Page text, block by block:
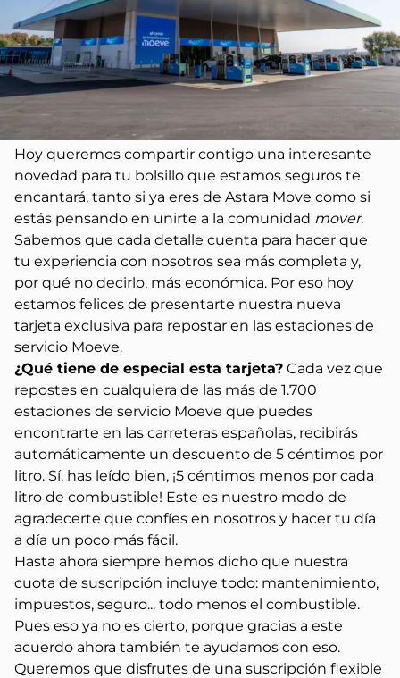
Hoy queremos compartir contigo una interesante
novedad para tu bolsillo que estamos seguros te
encantará, tanto si ya eres de Astara Move como si
estás pensando en unirte a la comunidad mover.
Sabemos que cada detalle cuenta para hacer que
tu experiencia con nosotros sea más completa y,
por qué no decirlo, más económica. Por eso hoy
estamos felices de presentarte nuestra nueva
tarjeta exclusiva para repostar en las estaciones de
servicio Moeve.
¿Qué tiene de especial esta tarjeta? Cada vez que
repostes en cualquiera de las más de 1.700
estaciones de servicio Moeve que puedes
encontrarte en las carreteras españolas, recibirás
automáticamente un descuento de 5 céntimos por
litro. Sí, has leído bien, ¡5 céntimos menos por cada
litro de combustible! Este es nuestro modo de
agradecerte que confíes en nosotros y hacer tu día
a día un poco más fácil.
Hasta ahora siempre hemos dicho que nuestra
cuota de suscripción incluye todo: mantenimiento,
impuestos, seguro... todo menos el combustible.
Pues eso ya no es cierto, porque gracias a este
acuerdo ahora también te ayudamos con eso.
Queremos que disfrutes de una suscripción flexible